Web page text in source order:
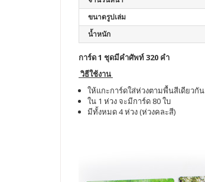
ขนาดรูปเล่ม
น้ำหนัก
การ์ด 1 ชุดมีคำศัพท์ 320 คำ
วิธีใช้งาน
ให้แกะการ์ดใส่ห่วงตามพื้นสีเดียวกัน
ใน 1 ห่วง จะมีการ์ด 80 ใบ
มีทั้งหมด 4 ห่วง (ห่วงคละสี)